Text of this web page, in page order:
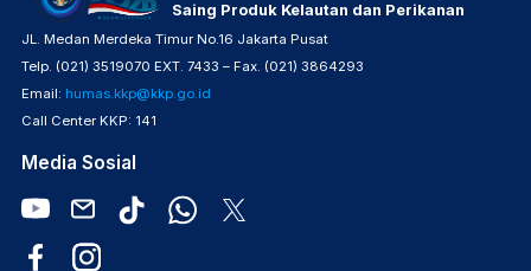
Saing Produk Kelautan dan Perikanan
JL. Medan Merdeka Timur No.16 Jakarta Pusat
Telp. (021) 3519070 EXT. 7433 – Fax. (021) 3864293
Email: humas.kkp@kkp.go.id
Call Center KKP: 141
Media Sosial